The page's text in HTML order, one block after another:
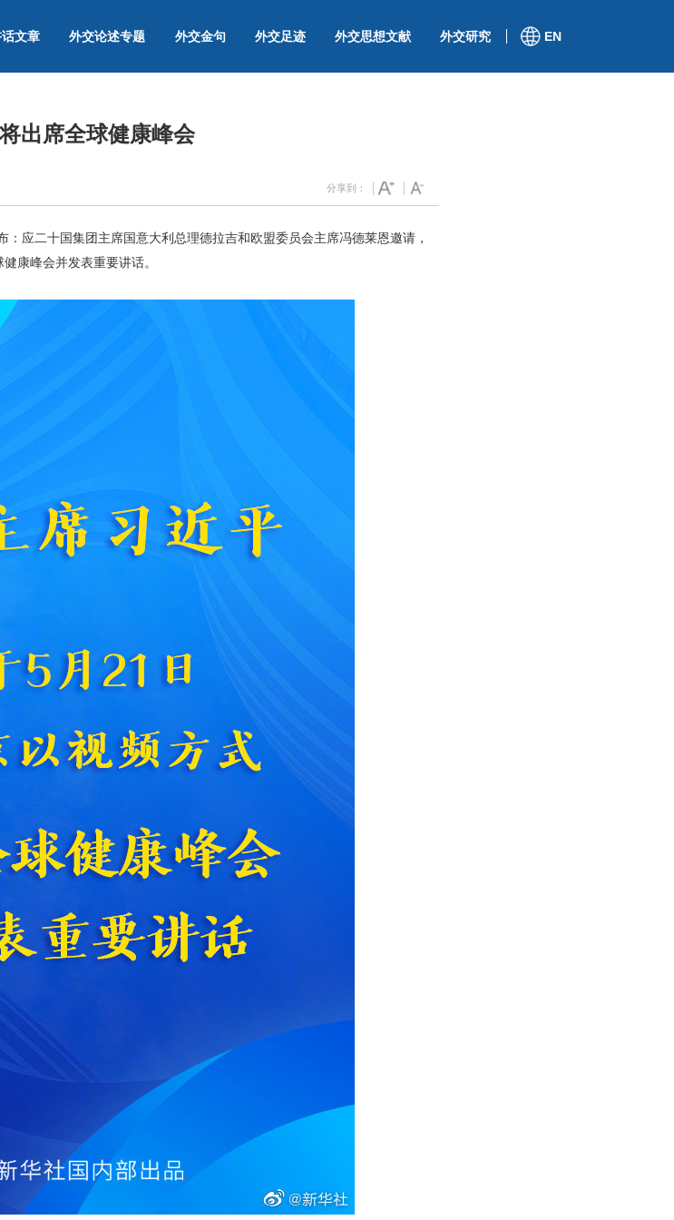
文章 外交论述专题 外交金句 外交足迹 外交思想文献 外交研究 EN
出席全球健康峰会
分享到：
应二十国集团主席国意大利总理德拉吉和欧盟委员会主席冯德莱恩邀请，
康峰会并发表重要讲话。